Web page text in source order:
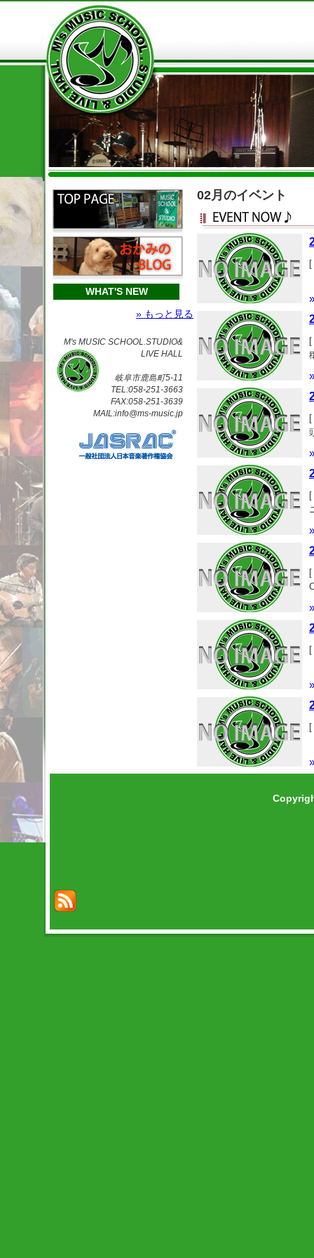
WHAT'S NEW
» もっと見る
M's MUSIC SCHOOL.STUDIO&
LIVE HALL
岐阜市鹿島町5-11
TEL:058-251-3663
FAX:058-251-3639
MAIL:info@ms-music.jp
02月のイベント